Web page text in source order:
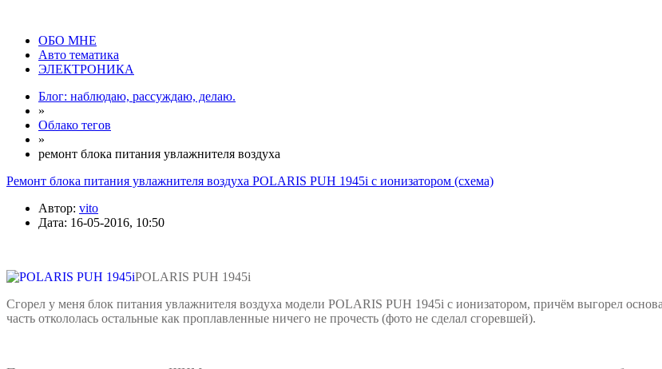
ОБО МНЕ
Авто тематика
ЭЛЕКТРОНИКА
Блог: наблюдаю, рассуждаю, делаю.
»
Облако тегов
»
ремонт блока питания увлажнителя воздуха
Ремонт блока питания увлажнителя воздуха POLARIS PUH 1945i с ионизатором (схема)
Автор: vito
Дата: 16-05-2016, 10:50
POLARIS PUH 1945i
Сгорел у меня блок питания увлажнителя воздуха модели POLARIS PUH 1945i с ионизатором, причём выгорел
часть откололась остальные как проплавленные ничего не прочесть (фото не сделал сгоревшей).